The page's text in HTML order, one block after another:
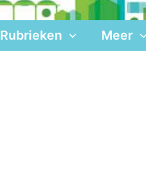
Rubrieken Meer